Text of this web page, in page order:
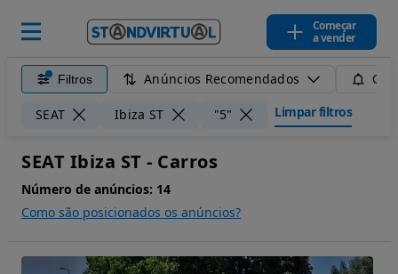
Começar
a vender
Filtros Anúncios Recomendados
SEAT Ibiza ST "5" Limpar filtros
SEAT Ibiza ST - Carros
Número de anúncios: 14
Como são posicionados os anúncios?